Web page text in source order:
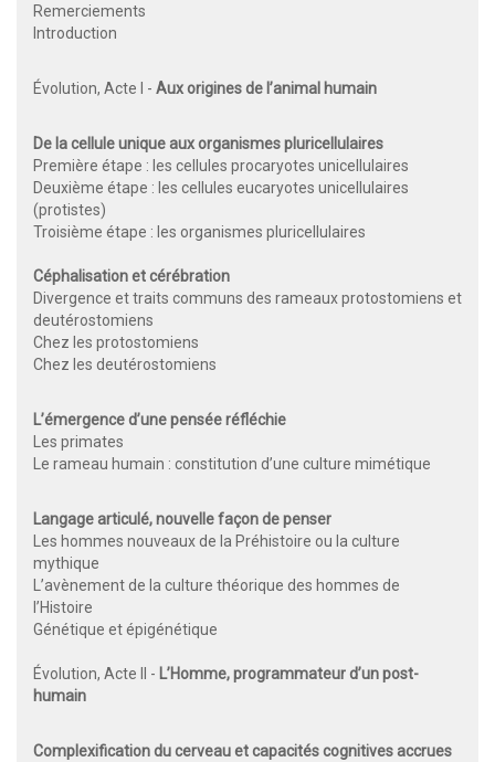
Remerciements
Introduction
Évolution, Acte I - Aux origines de l’animal humain
De la cellule unique aux organismes pluricellulaires
Première étape : les cellules procaryotes unicellulaires
Deuxième étape : les cellules eucaryotes unicellulaires
(protistes)
Troisième étape : les organismes pluricellulaires
Céphalisation et cérébration
Divergence et traits communs des rameaux protostomiens et
deutérostomiens
Chez les protostomiens
Chez les deutérostomiens
L’émergence d’une pensée réfléchie
Les primates
Le rameau humain : constitution d’une culture mimétique
Langage articulé, nouvelle façon de penser
Les hommes nouveaux de la Préhistoire ou la culture
mythique
L’avènement de la culture théorique des hommes de
l’Histoire
Génétique et épigénétique
Évolution, Acte II - L’Homme, programmateur d’un post-
humain
Complexification du cerveau et capacités cognitives accrues